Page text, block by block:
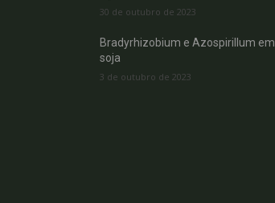
30 de outubro de 2023
Bradyrhizobium e Azospirillum em
soja
3 de outubro de 2023